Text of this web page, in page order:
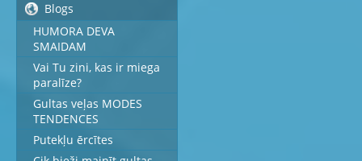
Blogs
HUMORA DEVA
SMAIDAM
Vai Tu zini, kas ir miega
paralīze?
Gultas veļas MODES
TENDENCES
Putekļu ērcītes